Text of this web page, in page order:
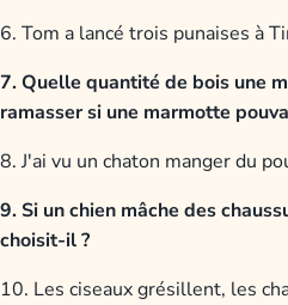
6. Tom a lancé trois punaises à
7. Quelle quantité de bois une
ramasser si une marmotte
8. J'ai vu un chaton manger du
9. Si un chien mâche des
choisit-il ?
10. Les ciseaux grésillent, les